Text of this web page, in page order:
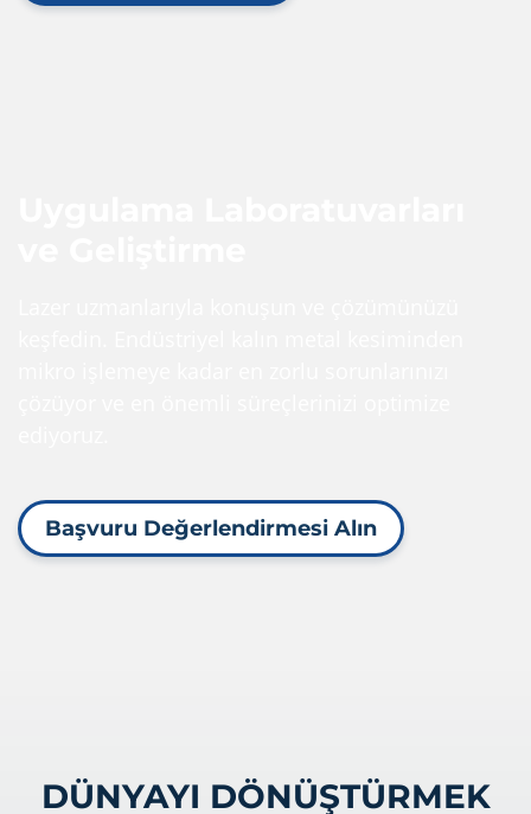
Başvuru Değerlendirmesi Alın
DÜNYAYI DÖNÜŞTÜRMEK